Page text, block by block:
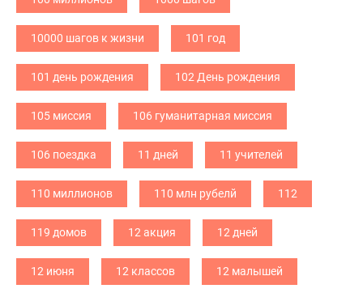
10000 шагов к жизни 101 год
101 день рождения 102 День рождения
105 миссия 106 гуманитарная миссия
106 поездка 11 дней 11 учителей
110 миллионов 110 млн рубелй 112
119 домов 12 акция 12 дней
12 июня 12 классов 12 малышей